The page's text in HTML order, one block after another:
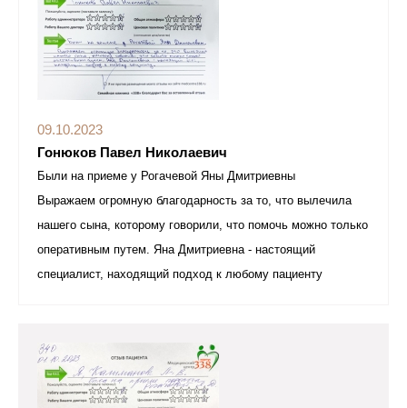
09.10.2023
Гонюков Павел Николаевич
Были на приеме у Рогачевой Яны Дмитриевны
Выражаем огромную благодарность за то, что вылечила
нашего сына, которому говорили, что помочь можно только
оперативным путем. Яна Дмитриевна - настоящий
специалист, находящий подход к любому пациенту